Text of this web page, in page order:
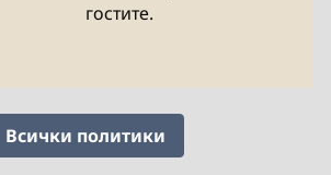
гостите.
Всички политики